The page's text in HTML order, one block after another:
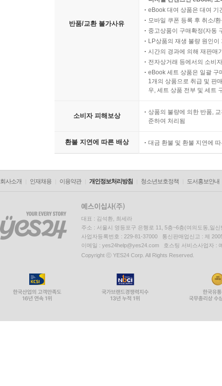
반품/교환 불가사유
eBook 대여 상품은 대여 기
모바일 쿠폰 등록 후 취소/
중고상품이 구매확정(자동
LP상품의 재생 불량 원인
시간의 경과에 의해 재판매
전자상거래 등에서의 소비
eBook 세트 상품은 일괄 구
1개의 상품으로 취급 및 판
우, 세트 상품 전부 및 세트
소비자 피해보상
상품의 불량에 의한 반품,
준하여 처리됨
환불 지연에 따른 배상 대금 환불 및 환불 지연에
회사소개 인재채용 이용약관 개인정보처리방침 청소년보호정책 도서홍보안내
대표 : 김석환, 최세라
주소 : 서울시 영등포구 은행로 11, 5층~6층(여의도동,일신
사업자등록번호 : 229-81-37000 통신판매업신고 : 제
이메일 : yes24help@yes24.com 호스팅 서비스사업자 :
Copyright ⓒ YES24 Corp. All Rights Reserved.